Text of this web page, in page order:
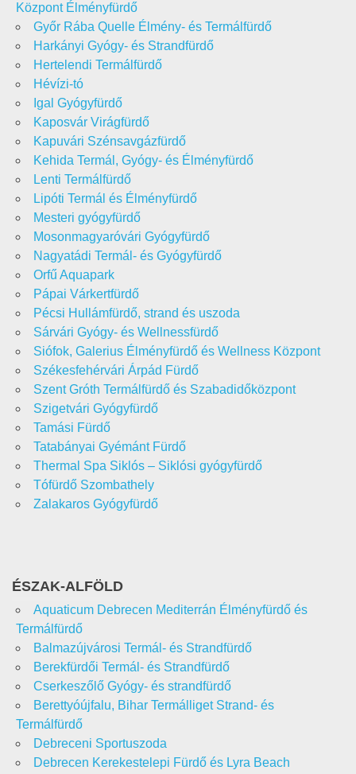
Központ Élményfürdő
Győr Rába Quelle Élmény- és Termálfürdő
Harkányi Gyógy- és Strandfürdő
Hertelendi Termálfürdő
Hévízi-tó
Igal Gyógyfürdő
Kaposvár Virágfürdő
Kapuvári Szénsavgázfürdő
Kehida Termál, Gyógy- és Élményfürdő
Lenti Termálfürdő
Lipóti Termál és Élményfürdő
Mesteri gyógyfürdő
Mosonmagyaróvári Gyógyfürdő
Nagyatádi Termál- és Gyógyfürdő
Orfű Aquapark
Pápai Várkertfürdő
Pécsi Hullámfürdő, strand és uszoda
Sárvári Gyógy- és Wellnessfürdő
Siófok, Galerius Élményfürdő és Wellness Központ
Székesfehérvári Árpád Fürdő
Szent Gróth Termálfürdő és Szabadidőközpont
Szigetvári Gyógyfürdő
Tamási Fürdő
Tatabányai Gyémánt Fürdő
Thermal Spa Siklós – Siklósi gyógyfürdő
Tófürdő Szombathely
Zalakaros Gyógyfürdő
ÉSZAK-ALFÖLD
Aquaticum Debrecen Mediterrán Élményfürdő és
Termálfürdő
Balmazújvárosi Termál- és Strandfürdő
Berekfürdői Termál- és Strandfürdő
Cserkeszőlő Gyógy- és strandfürdő
Berettyóújfalu, Bihar Termálliget Strand- és
Termálfürdő
Debreceni Sportuszoda
Debrecen Kerekestelepi Fürdő és Lyra Beach